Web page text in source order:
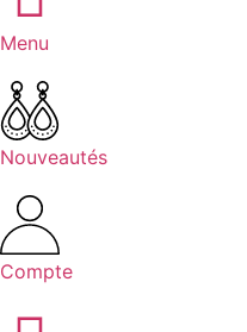
Menu
Nouveautés
Compte